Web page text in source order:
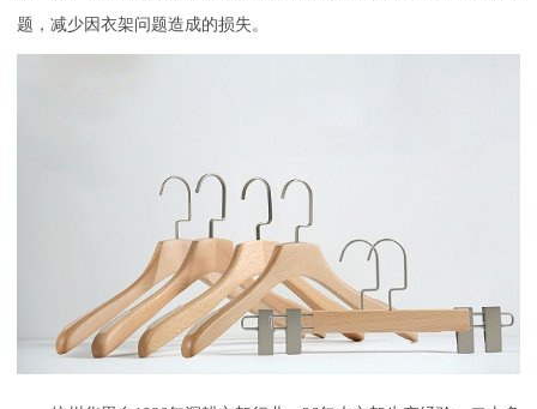
题，减少因衣架问题造成的损失。